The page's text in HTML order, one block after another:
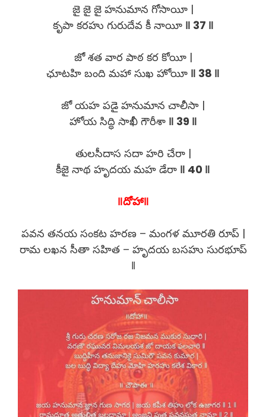
జై జై జై హనుమాన గోసాయీ |
కృపా కరహు గురుదేవ కీ నాయీ ‖ 37 ‖
జో శత వార పాఠ కర కోయీ |
ఛూటహి బంది మహా సుఖ హోయీ ‖ 38 ‖
జో యహ పడై హనుమాన చాలీసా |
హోయ సిద్ధి సాఖీ గౌరీశా ‖ 39 ‖
తులసీదాస సదా హరి చేరా |
కీజై నాథ హృదయ మహ డేరా ‖ 40 ‖
‖దోహా‖
పవన తనయ సంకట హరణ – మంగళ మూరతి రూప్ |
రామ లఖన సీతా సహిత – హృదయ బసహు సురభూప్
‖